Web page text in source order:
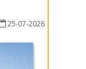
25-07-2026